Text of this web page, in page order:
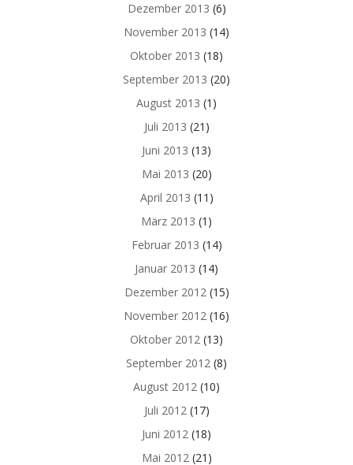
Dezember 2013 (6)
November 2013 (14)
Oktober 2013 (18)
September 2013 (20)
August 2013 (1)
Juli 2013 (21)
Juni 2013 (13)
Mai 2013 (20)
April 2013 (11)
März 2013 (1)
Februar 2013 (14)
Januar 2013 (14)
Dezember 2012(15)
November 2012 (16)
Oktober 2012 (13)
September 2012 (8)
August 2012 (10)
Juli 2012(17)
Juni 2012 (18)
Mai 2012(21)